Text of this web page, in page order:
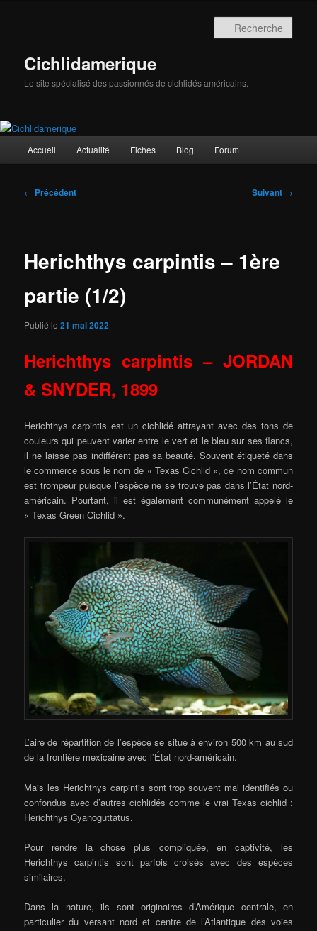
Cichlidamerique
Le site spécialisé des passionnés de cichlidés américains.
principal
Accueil Actualité Fiches Blog Forum
Navigation
← Précédent Suivant →
Herichthys carpintis – 1ère
partie (1/2)
Publié le21 mai 2022
Herichthys carpintis – JORDAN
& SNYDER, 1899
Herichthys carpintis est un cichlidé attrayant avec des tons de
couleurs qui peuvent varier entre le vert et le bleu sur ses flancs,
il ne laisse pas indifférent pas sa beauté. Souvent étiqueté dans
le commerce sous le nom de « Texas Cichlid », ce nom commun
est trompeur puisque l’espèce ne se trouve pas dans l’État nord-
américain. Pourtant, il est également communément appelé le
« Texas Green Cichlid ».
L’aire de répartition de l’espèce se situe à environ 500 km au sud
de la frontière mexicaine avec l’État nord-américain.
Mais les Herichthys carpintis sont trop souvent mal identifiés ou
confondus avec d’autres cichlidés comme le vrai Texas cichlid :
Herichthys Cyanoguttatus.
Pour rendre la chose plus compliquée, en captivité, les
Herichthys carpintis sont parfois croisés avec des espèces
similaires.
Dans la nature, ils sont originaires d’Amérique centrale, en
particulier du versant nord et centre de l’Atlantique des voies